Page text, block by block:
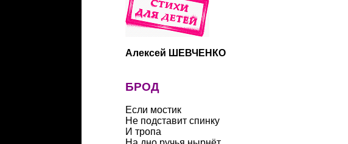
Алексей ШЕВЧЕНКО
БРОД
Если мостик
Не подставит спинку
И тропа